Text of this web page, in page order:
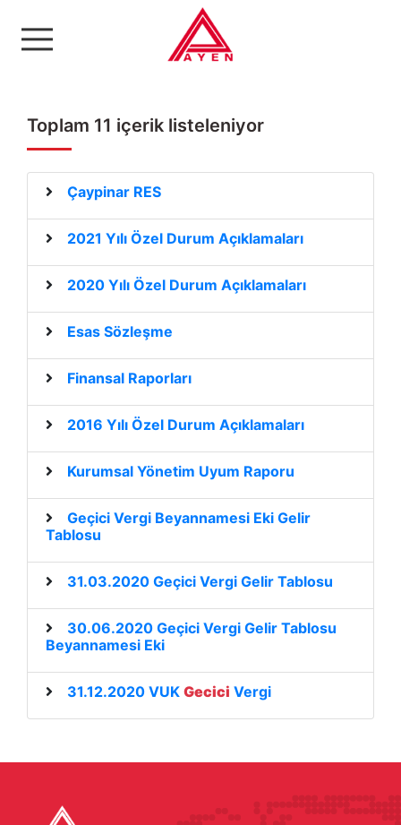
Ayen Enerji A.Ş
Toplam 11 içerik listeleniyor
Çaypinar RES
2021 Yılı Özel Durum Açıklamaları
2020 Yılı Özel Durum Açıklamaları
Esas Sözleşme
Finansal Raporları
2016 Yılı Özel Durum Açıklamaları
Kurumsal Yönetim Uyum Raporu
Geçici Vergi Beyannamesi Eki Gelir
Tablosu
31.03.2020 Geçici Vergi Gelir Tablosu
30.06.2020 Geçici Vergi Gelir Tablosu
Beyannamesi Eki
31.12.2020 VUK Gecici Vergi